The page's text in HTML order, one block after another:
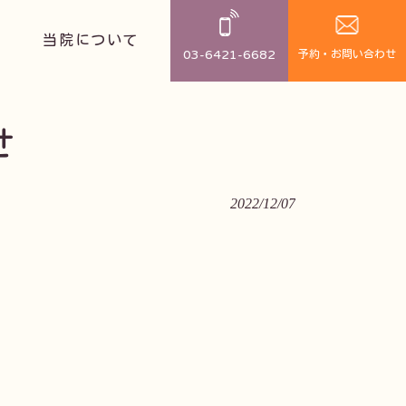
03-6421-6682
当院について
2022/12/07